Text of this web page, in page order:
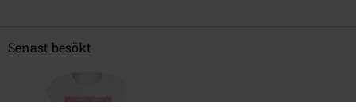
Senast besökt